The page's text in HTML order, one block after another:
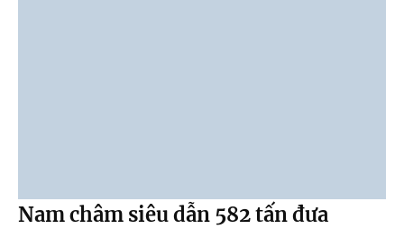
Nam châm siêu dẫn 582 tấn đưa